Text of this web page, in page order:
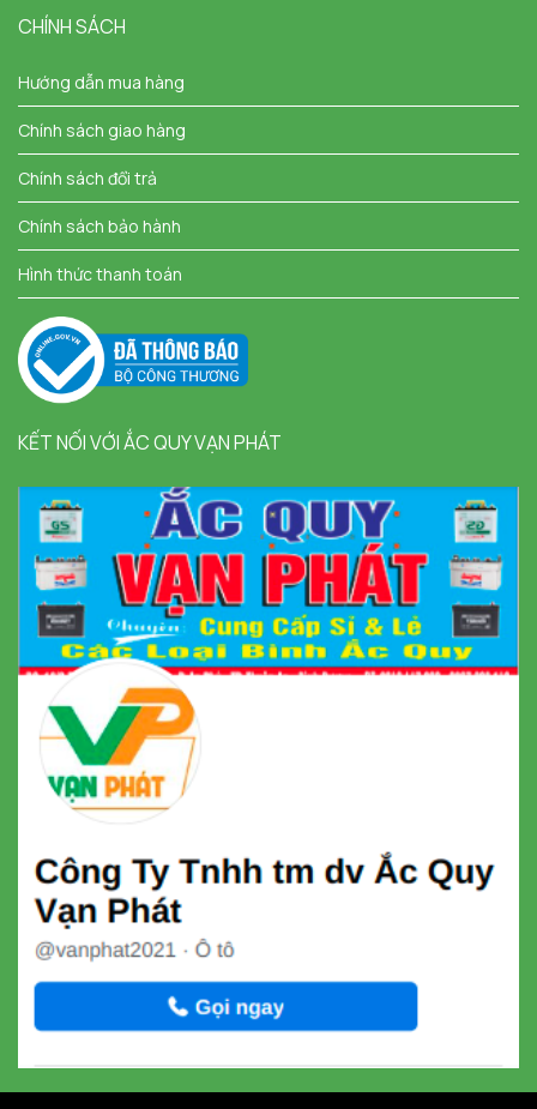
CHÍNH SÁCH
Hướng dẫn mua hàng
Chính sách giao hàng
Chính sách đổi trả
Chính sách bảo hành
Hình thức thanh toán
KẾT NỐI VỚI ẮC QUY VẠN PHÁT